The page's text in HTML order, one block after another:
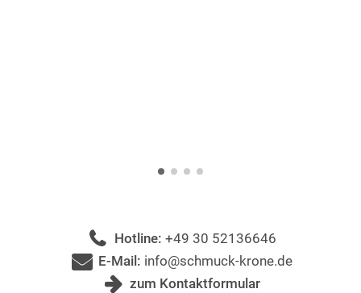
Hotline: +49 30 52136646
E-Mail: info@schmuck-krone.de
zum Kontaktformular